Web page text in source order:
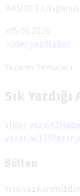
KASİDEF
•05.06.2026
slider yazıHaber
Yazarın Temaları
Sık
slider yazı641
yazarlar125
Bülten
Yeni